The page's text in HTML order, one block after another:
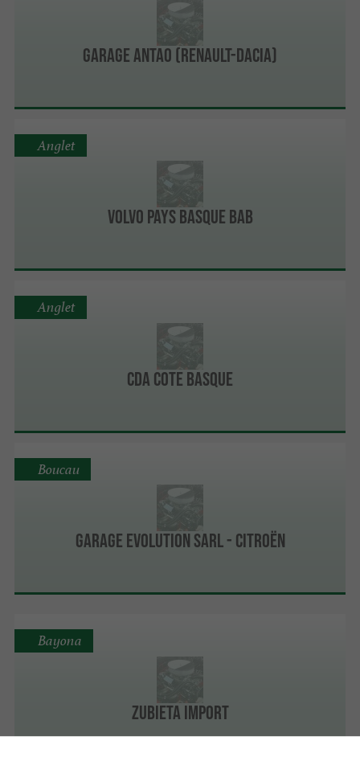
Garage Antao (Renault-Dacia)
Volvo Pays Basque BAB
Anglet
CDA Cote Basque
Anglet
Garage Evolution Sarl - Citroën
Boucau
Zubieta Import
Bayona